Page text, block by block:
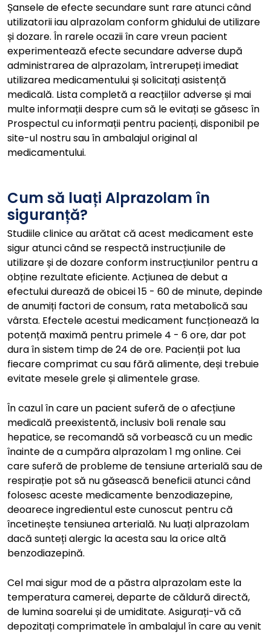
Șansele de efecte secundare sunt rare atunci când
utilizatorii iau alprazolam conform ghidului de utilizare
și dozare. În rarele ocazii în care vreun pacient
experimentează efecte secundare adverse după
administrarea de alprazolam, întrerupeți imediat
utilizarea medicamentului și solicitați asistență
medicală. Lista completă a reacțiilor adverse și mai
multe informații despre cum să le evitați se găsesc în
Prospectul cu informații pentru pacienți, disponibil pe
site-ul nostru sau în ambalajul original al
medicamentului.
Cum să luați Alprazolam în
siguranță?
Studiile clinice au arătat că acest medicament este
sigur atunci când se respectă instrucțiunile de
utilizare și de dozare conform instrucțiunilor pentru a
obține rezultate eficiente. Acțiunea de debut a
efectului durează de obicei 15 - 60 de minute, depinde
de anumiți factori de consum, rata metabolică sau
vârsta. Efectele acestui medicament funcționează la
potență maximă pentru primele 4 - 6 ore, dar pot
dura în sistem timp de 24 de ore. Pacienții pot lua
fiecare comprimat cu sau fără alimente, deși trebuie
evitate mesele grele și alimentele grase.
În cazul în care un pacient suferă de o afecțiune
medicală preexistentă, inclusiv boli renale sau
hepatice, se recomandă să vorbească cu un medic
înainte de a cumpăra alprazolam 1 mg online. Cei
care suferă de probleme de tensiune arterială sau de
respirație pot să nu găsească beneficii atunci când
folosesc aceste medicamente benzodiazepine,
deoarece ingredientul este cunoscut pentru că
încetinește tensiunea arterială. Nu luați alprazolam
dacă sunteți alergic la acesta sau la orice altă
benzodiazepină.
Cel mai sigur mod de a păstra alprazolam este la
temperatura camerei, departe de căldură directă,
de lumina soarelui și de umiditate. Asigurați-vă că
depozitați comprimatele în ambalajul în care au venit